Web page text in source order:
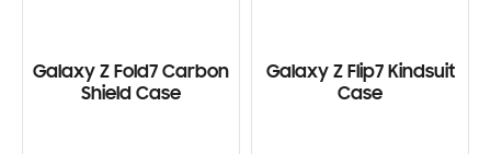
Galaxy Z Fold7 Carbon
Shield Case
Galaxy Z Flip7 Kindsuit
Case